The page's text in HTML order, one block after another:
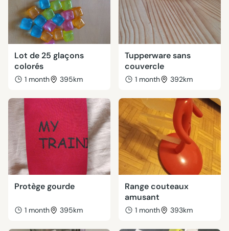
Lot de 25 glaçons
colorés
1 month 395km
Tupperware sans
couvercle
1 month 392km
Protège gourde
1 month 395km
Range couteaux
amusant
1 month 393km